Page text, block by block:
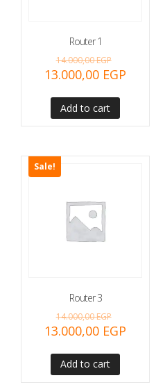
Router 1
14.000,00EGP
13.000,00 EGP
Add to cart
Sale!
Router 3
14.000,00EGP
13.000,00 EGP
Add to cart